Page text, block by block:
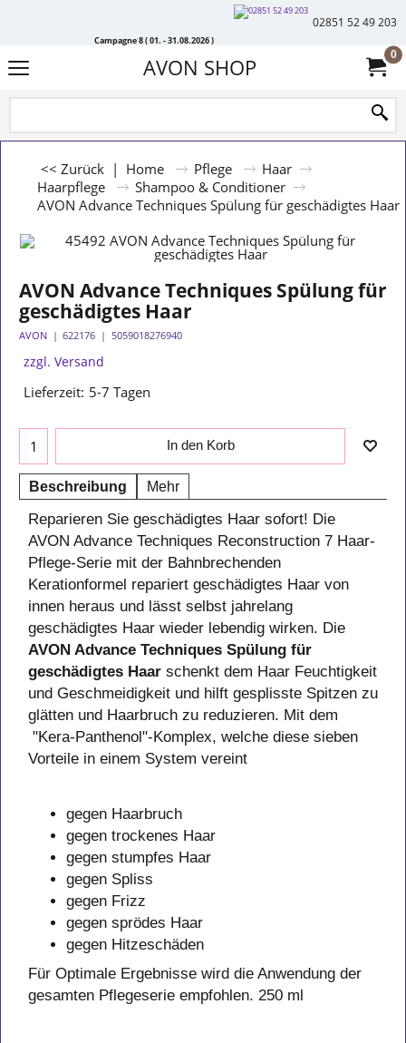
Campagne 8 ( 01. - 31.08.2026 )
02851 52 49 203
AVON SHOP 0
<< Zurück | Home Pflege
Haar
Haarpflege
Shampoo & Conditioner
AVON Advance Techniques Spülung für geschädigtes Haar
AVON Advance Techniques Spülung für
geschädigtes Haar
AVON 622176 5059018276940
zzgl. Versand
Lieferzeit: 5-7 Tagen
In den Korb
Beschreibung Mehr
Reparieren Sie geschädigtes Haar sofort! Die
AVON Advance Techniques Reconstruction 7 Haar-
Pflege-Serie mit der Bahnbrechenden
Kerationformel repariert geschädigtes Haar von
innen heraus und lässt selbst jahrelang
geschädigtes Haar wieder lebendig wirken. Die
AVON Advance Techniques Spülung für
geschädigtes Haar schenkt dem Haar Feuchtigkeit
und Geschmeidigkeit und hilft gesplisste Spitzen zu
glätten und Haarbruch zu reduzieren. Mit dem
"Kera-Panthenol"-Komplex, welche diese sieben
Vorteile in einem System vereint
gegen Haarbruch
gegen trockenes Haar
gegen stumpfes Haar
gegen Spliss
gegen Frizz
gegen sprödes Haar
gegen Hitzeschäden
Für Optimale Ergebnisse wird die Anwendung der
gesamten Pflegeserie empfohlen. 250 ml